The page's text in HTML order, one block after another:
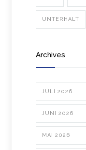
UNTERHALT
Archives
JULI 2026
JUNI 2026
MAI 2026